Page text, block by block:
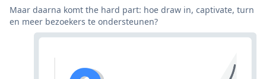
Maar daarna komt the hard part: hoe draw in, captivate, turn
en meer bezoekers te ondersteunen?